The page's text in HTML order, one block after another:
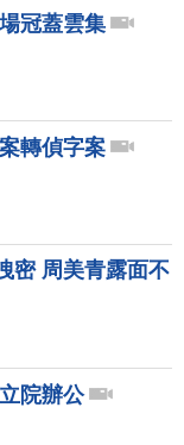
冠蓋雲集
轉偵字案
密 周美青露面不
院辦公